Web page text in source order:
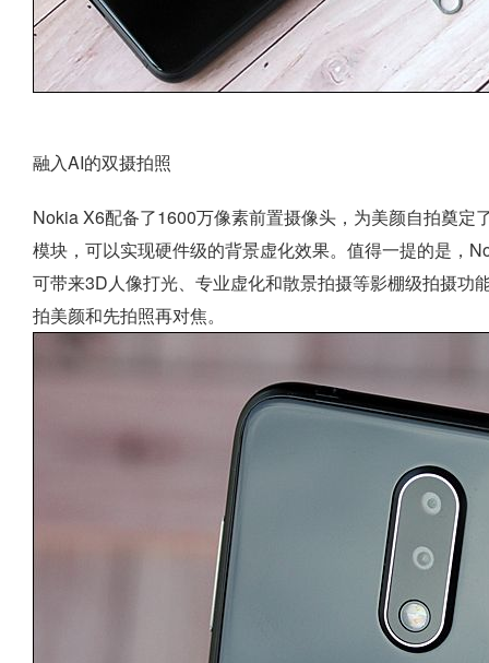
融入AI的双摄拍照
Nokia X6配备了1600万像素前置摄像头，为美颜自拍奠
模块，可以实现硬件级的背景虚化效果。值得一提的是，
可带来3D人像打光、专业虚化和散景拍摄等影棚级拍摄
拍美颜和先拍照再对焦。